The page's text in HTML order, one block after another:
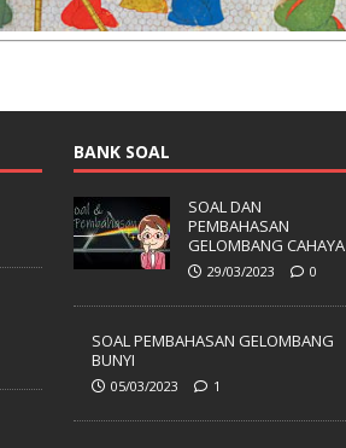
BANK SOAL
SOAL DAN
PEMBAHASAN
GELOMBANG CAHAYA
29/03/2023 0
SOAL PEMBAHASAN GELOMBANG
BUNYI
05/03/2023 1